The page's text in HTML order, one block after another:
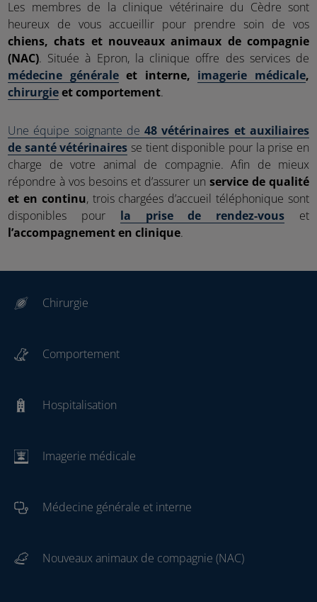
Les membres de la clinique vétérinaire du Cèdre sont
heureux de vous accueillir pour prendre soin de vos
chiens, chats et nouveaux animaux de compagnie
(NAC). Située à Epron, la clinique offre des services de
médecine généraleet interne, imagerie médicale,
chirurgie et comportement.
Une équipe soignante de48 vétérinaires et auxiliaires
de santé vétérinaires se tient disponible pour la prise en
charge de votre animal de compagnie. Afin de mieux
répondre à vos besoins et d’assurer un service de qualité
et en continu, trois chargées d’accueil téléphonique sont
disponibles pour
la prise de rendez-vous et
l’accompagnement en clinique.
Chirurgie
Comportement
Hospitalisation
Imagerie médicale
Médecine générale et interne
Nouveaux animaux de compagnie (NAC)